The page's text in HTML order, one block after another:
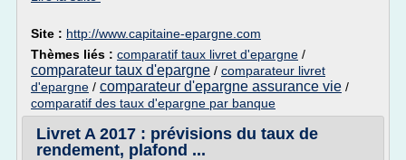
Site : http://www.capitaine-epargne.com
Thèmes liés : comparatif taux livret d'epargne /
comparateur taux d'epargne / comparateur livret
d'epargne / comparateur d'epargne assurance vie /
comparatif des taux d'epargne par banque
Livret A 2017 : prévisions du taux de
rendement, plafond ...